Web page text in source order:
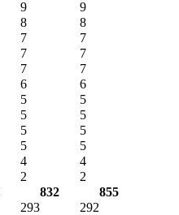
9
9
8
8
7
7
7
7
7
7
6
6
5
5
5
5
5
5
5
5
4
4
2
2
832
855
293
292